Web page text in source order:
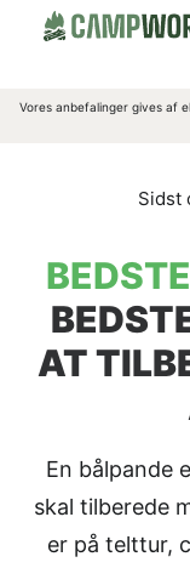
OM
Vores anbefalinger gives af
AT
En bålpande
skal tilberede
er på telttur,